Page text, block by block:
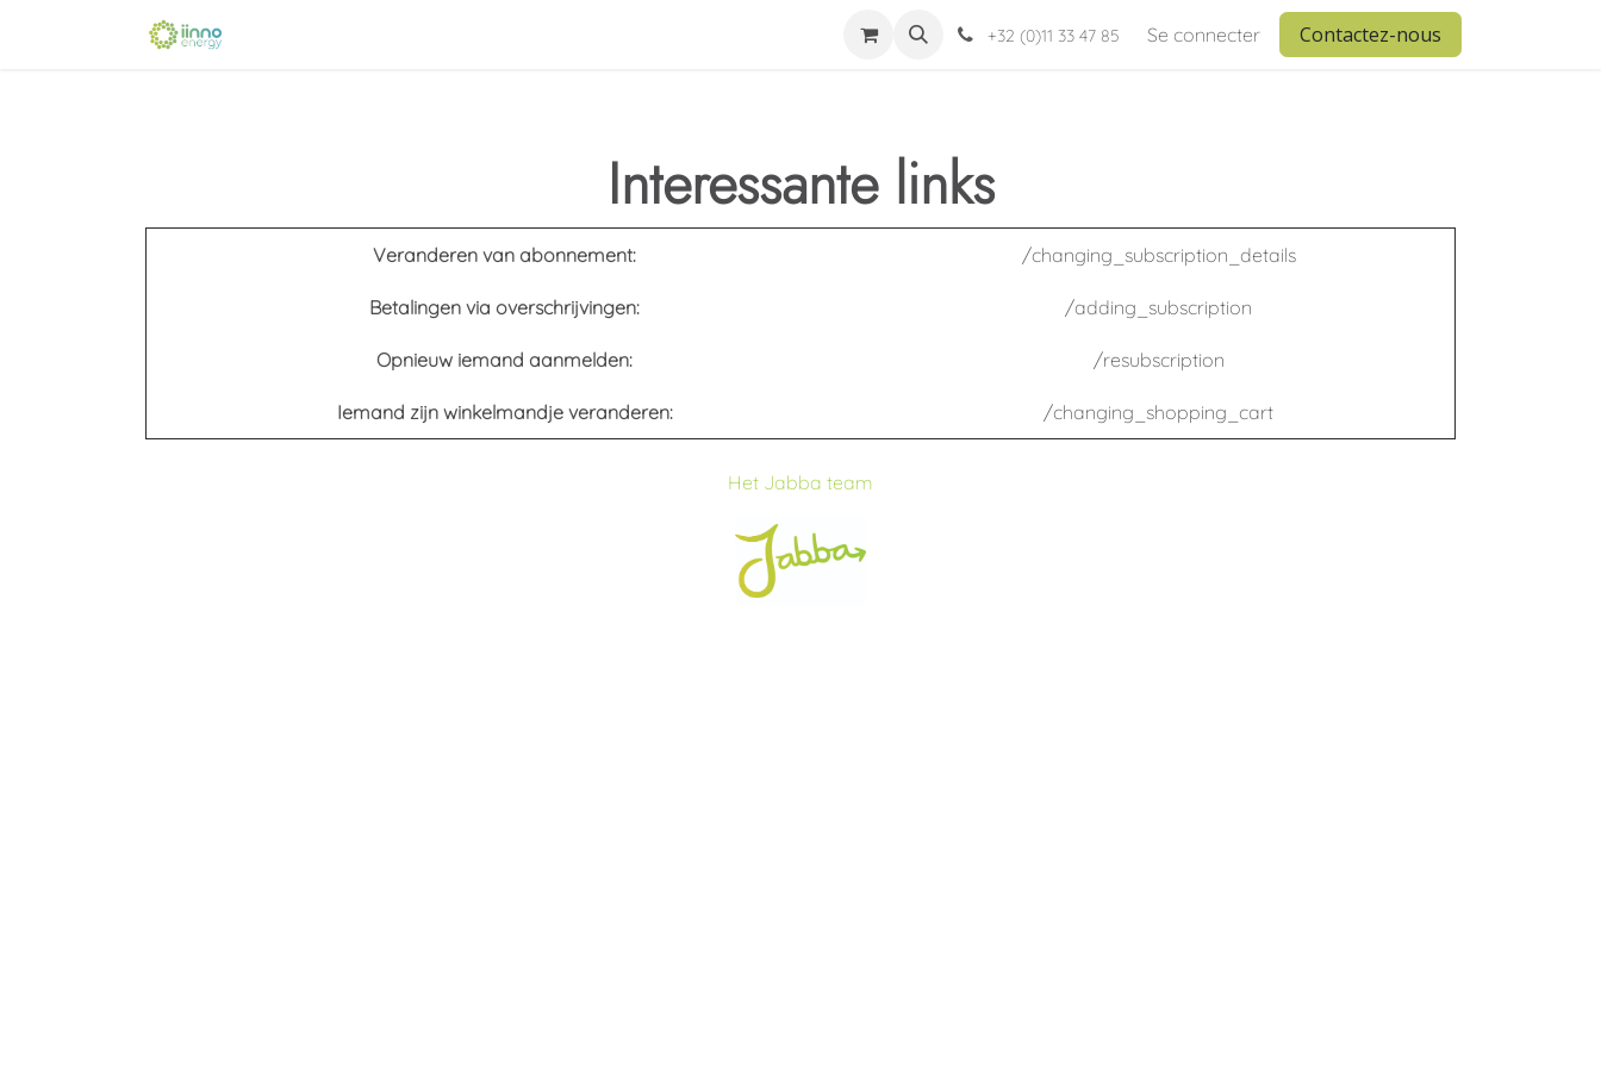
Devenir installateur Mon profil+32 (0)11 33 47 85 Se connecter Contactez-nous
Interessante links
Veranderen van abonnement: /changing_subscription_details
Betalingen via overschrijvingen: /adding_subscription
Opnieuw iemand aanmelden: /resubscription
Iemand zijn winkelmandje veranderen: /changing_shopping_cart
Het Jabba team